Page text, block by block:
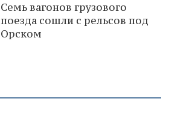
Семь вагонов грузового
поезда сошли с рельсов под
Орском